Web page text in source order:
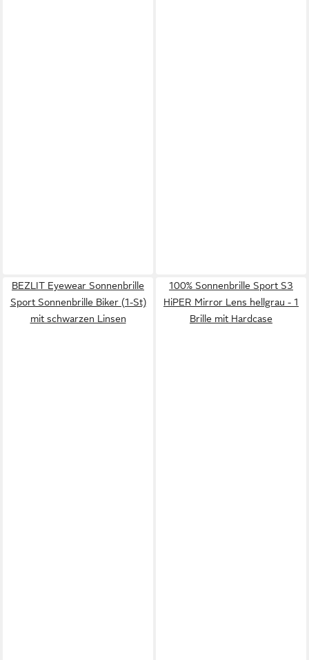
BEZLIT Eyewear Sonnenbrille
Sport Sonnenbrille Biker (1-St)
mit schwarzen Linsen
100% Sonnenbrille Sport S3
HiPER Mirror Lens hellgrau - 1
Brille mit Hardcase